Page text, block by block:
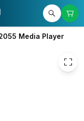
Media Player